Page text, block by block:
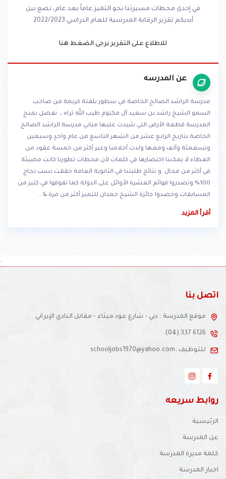
في إحدى محطات مسيرتنا نحو التميز عاماً بعد عام، نضع بين
أيديكم تقرير الرقابة المدرسية للعام الدراسي 2022/2023
للاطلاع على التقرير يرجى الضغط هنا
عن المدرسه
مدرسة الراشد الصالح الخاصة في سطور بلفتة كريمة من صاحب
السمو الشيخ راشد بن سعيد آل مكتوم طيب الله ثراه ، تفضل بمنح
المدرسة قطعة الأرض التي شيدت عليها مباني مدرسة الراشد الصالح
الخاصة بتاريخ الرابع عشر من الشهر التاسع من عام واحدٍ وسبعين
وتسعمئة وألف ومعها ولدت أحلامنا وعبر أكثر من خمسة عقود من
العطاء لا يمكننا اختصارها في كلمات لأن محطات تطورنا كانت مضيئة
في أكثر من مجال و نتائج طلبتنا في الثانوية العامة حققت نسب نجاح
100% وتصدروا قوائم العشرة الأوائل على الدولة كما تفوقوا في كثير من
المسابقات وحصدوا جائزة الشيخ حمدان للتميز أكثر من مرة & ..
أقرأ المزيد
.
اتصل بنا
موقع المدرسة : دبي - شارع عود ميثاء - مقابل النادي الإيراني
(04) 337 6126
للتوظيف :schooljobs1970@yahoo.com
روابط سريعه
الرئيسية
عن المدرسة
كلمة مديرة المدرسة
اخبار المدرسة